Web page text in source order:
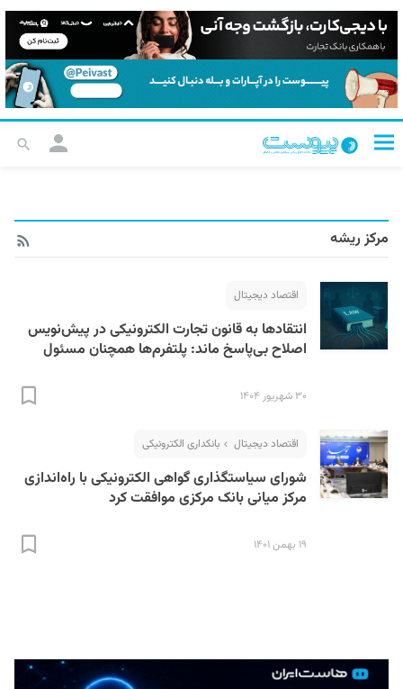
مرکز ریشه
اقتصاد دیجیتال
انتقادها به قانون تجارت الکترونیکی در پیش‌نویس
اصلاح بی‌پاسخ ماند: پلتفرم‌ها همچنان مسئول
۳۰ شهریور ۱۴۰۴
اقتصاد دیجیتال بانکداری الکترونیکی
شورای سیاستگذاری گواهی الکترونیکی با راه‌اندازی
مرکز میانی بانک مرکزی موافقت کرد
۱۹ بهمن ۱۴۰۱